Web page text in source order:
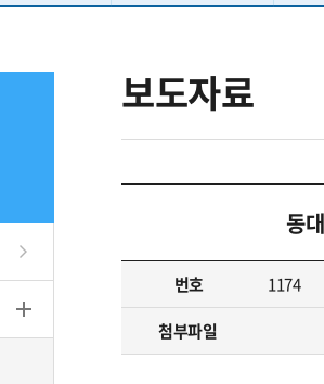
구체육관
체육시설
화복지센터
시간주차
다사랑행복센터
창업지원센터
고
보도자료
동
번호 1174
첨부파일